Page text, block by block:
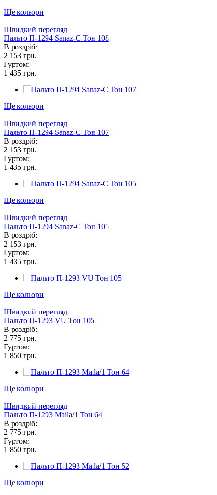
Ще кольори
Швидкий перегляд
Пальто П-1294 Sanaz-C Тон 108
В роздріб:
2 153 грн.
Гуртом:
1 435 грн.
Ще кольори
Швидкий перегляд
Пальто П-1294 Sanaz-C Тон 107
В роздріб:
2 153 грн.
Гуртом:
1 435 грн.
Ще кольори
Швидкий перегляд
Пальто П-1294 Sanaz-C Тон 105
В роздріб:
2 153 грн.
Гуртом:
1 435 грн.
Ще кольори
Швидкий перегляд
Пальто П-1293 VU Тон 105
В роздріб:
2 775 грн.
Гуртом:
1 850 грн.
Ще кольори
Швидкий перегляд
Пальто П-1293 Maila/1 Тон 64
В роздріб:
2 775 грн.
Гуртом:
1 850 грн.
Ще кольори